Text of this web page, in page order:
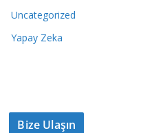
Uncategorized
Yapay Zeka
Bize Ulaşın